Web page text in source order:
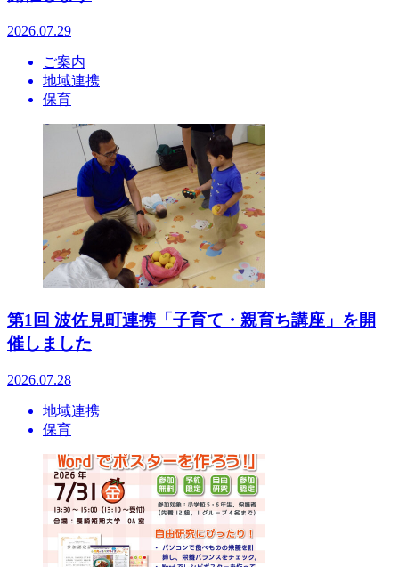
2026.07.29
ご案内
地域連携
保育
第1回 波佐見町連携「子育て・親育ち講座」を開
催しました
2026.07.28
地域連携
保育